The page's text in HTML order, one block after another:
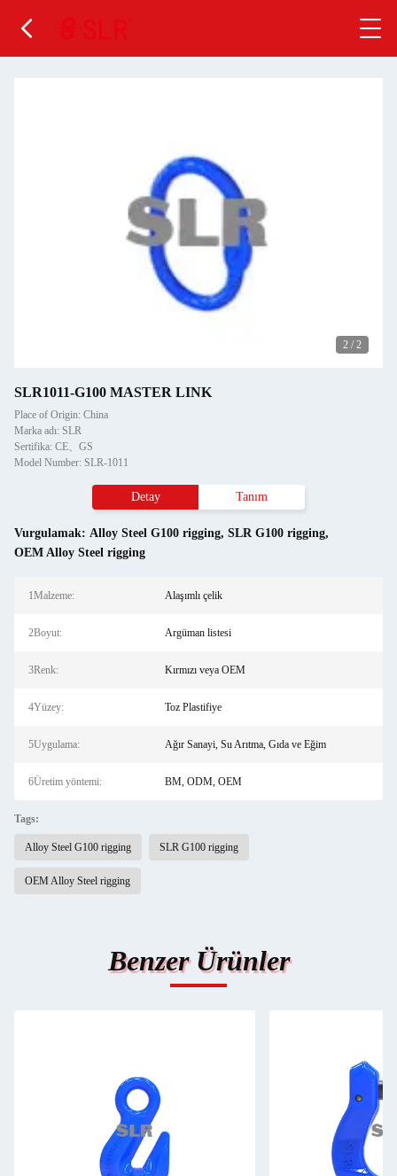
2 / 2
SLR1011-G100 MASTER LINK
Place of Origin: China
Marka adı: SLR
Sertifika: CE、GS
Model Number: SLR-1011
Detay Tanım
Vurgulamak: Alloy Steel G100 rigging, SLR G100 rigging,
OEM Alloy Steel rigging
1Malzeme: Alaşımlı çelik
2Boyut: Argüman listesi
3Renk: Kırmızı veya OEM
4Yüzey: Toz Plastifiye
5Uygulama: Ağır Sanayi, Su Arıtma, Gıda ve Eğim
6Üretim yöntemi: BM, ODM, OEM
Tags:
Alloy Steel G100 rigging SLR G100 rigging
OEM Alloy Steel rigging
Benzer Ürünler